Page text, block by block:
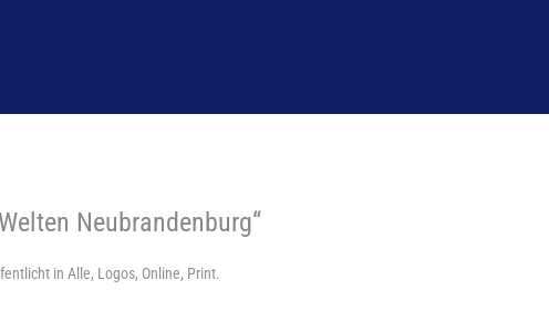
Neubrandenburg“
in Alle, Logos, Online, Print.